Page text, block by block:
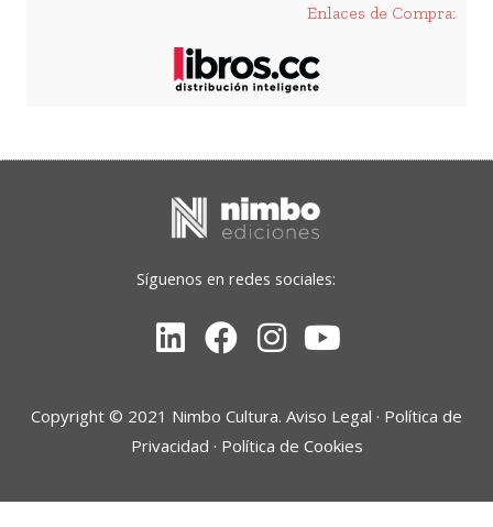
Enlaces de Compra:
Síguenos en redes sociales:
Linkedin
Facebook
Instagram
Youtube
Copyright © 2021 Nimbo Cultura. Aviso Legal · Política de
Privacidad · Política de Cookies